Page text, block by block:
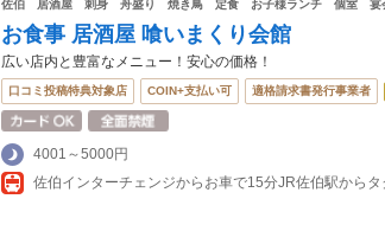
佐伯 居酒屋 刺身 舟盛り 焼き鳥 定食 お子様ランチ 個室 宴
お食事 居酒屋 喰いまくり会館
広い店内と豊富なメニュー！安心の価格！
口コミ投稿特典対象店 COIN+支払い可 適格請求書発行事業者
4001～5000円